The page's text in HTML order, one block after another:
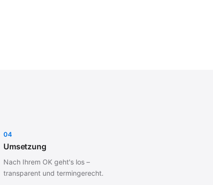
04
Umsetzung
Nach Ihrem OK geht's los –
transparent und termingerecht.